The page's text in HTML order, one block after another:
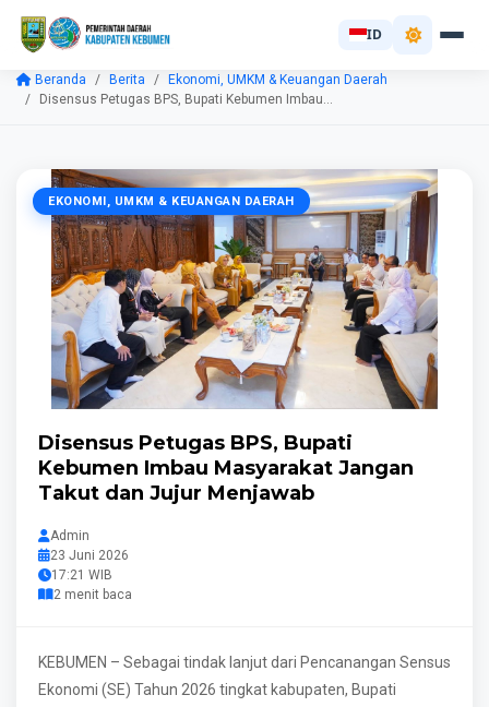
ID
Beranda Berita
Ekonomi, UMKM & Keuangan Daerah
Disensus Petugas BPS, Bupati Kebumen Imbau...
EKONOMI, UMKM & KEUANGAN DAERAH
Disensus Petugas BPS, Bupati
Kebumen Imbau Masyarakat Jangan
Takut dan Jujur Menjawab
Admin
23 Juni 2026
17:21 WIB
2 menit baca
KEBUMEN – Sebagai tindak lanjut dari Pencanangan Sensus
Ekonomi (SE) Tahun 2026 tingkat kabupaten, Bupati